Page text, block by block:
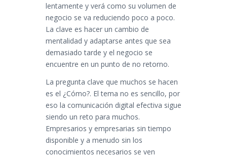
lentamente y verá como su volumen de
negocio se va reduciendo poco a poco.
La clave es hacer un cambio de
mentalidad y adaptarse antes que sea
demasiado tarde y el negocio se
encuentre en un punto de no retorno.
La pregunta clave que muchos se hacen
es el ¿Cómo?. El tema no es sencillo, por
eso la comunicación digital efectiva sigue
siendo un reto para muchos.
Empresarios y empresarias sin tiempo
disponible y a menudo sin los
conocimientos necesarios se ven